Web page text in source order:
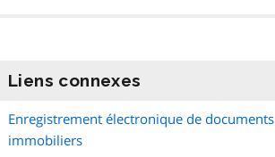
Liens connexes
Enregistrement électronique de documents
immobiliers